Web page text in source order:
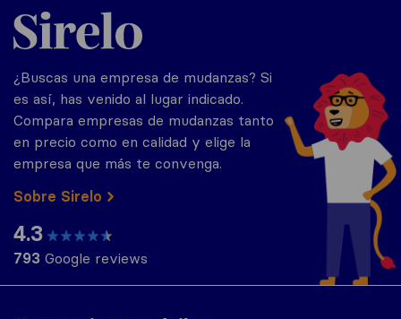
Sirelo.es
¿Buscas una empresa de mudanzas? Si
es así, has venido al lugar indicado.
Compara empresas de mudanzas tanto
en precio como en calidad y elige la
empresa que más te convenga.
Sobre Sirelo
4.3
793 Google reviews